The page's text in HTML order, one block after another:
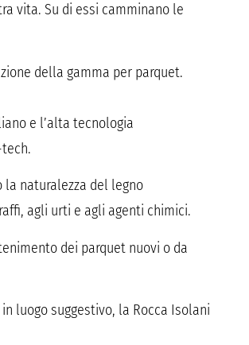
vita. Su di essi camminano le
della gamma per parquet.
e l’alta tecnologia
la naturalezza del legno
agli urti e agli agenti chimici.
dei parquet nuovi o da
luogo suggestivo, la Rocca Isolani